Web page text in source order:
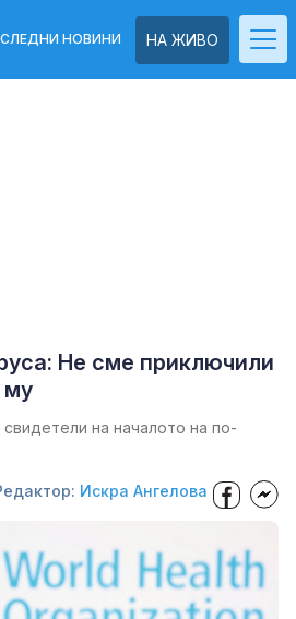
НА ЖИВО
НОВИНИ
Не сме приключили
му
на началото на по-
Искра Ангелова